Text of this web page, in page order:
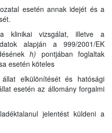
esetén annak idejét és a
klinikai vizsgálat, illetve a
alapján a 999/2001/EK
h) pontjában foglaltak
esetén köteles
elkülönítését és hatósági
esetén az állomány forgalmi
jelentést küldeni a